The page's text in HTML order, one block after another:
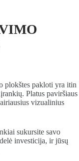
plokštes pakloti yra itin
Platus paviršiaus
vizualinius
sukursite savo
investicija, ir jūsų